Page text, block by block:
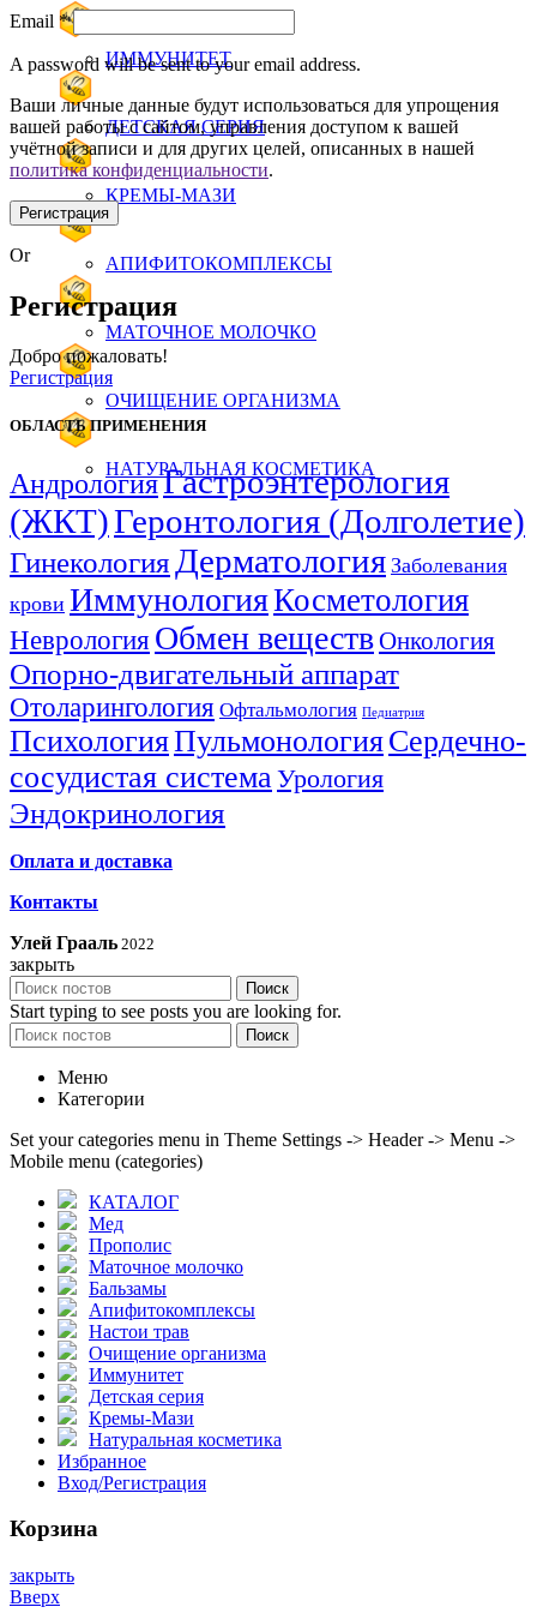
ИММУНИТЕТ
ДЕТСКАЯ СЕРИЯ
КРЕМЫ-МАЗИ
АПИФИТОКОМПЛЕКСЫ
МАТОЧНОЕ МОЛОЧКО
ОЧИЩЕНИЕ ОРГАНИЗМА
НАТУРАЛЬНАЯ КОСМЕТИКА
Email *
A password will be sent to your email address.
Ваши личные данные будут использоваться для упрощения
вашей работы с сайтом, управления доступом к вашей
учётной записи и для других целей, описанных в нашей
политика конфиденциальности.
Регистрация
Or
Регистрация
Добро пожаловать!
Регистрация
ОБЛАСТЬ ПРИМЕНЕНИЯ
АндрологияГастроэнтерология
(ЖКТ)Геронтология (Долголетие)
Гинекология Дерматология Заболевания
крови ИммунологияКосметология
Неврология Обмен веществОнкология
Опорно-двигательный аппарат
Отоларингология Офтальмология Педиатрия
ПсихологияПульмонологияСердечно-
сосудистая система Урология
Эндокринология
Оплата и доставка
Контакты
Улей Грааль 2022
закрыть
Поиск
Start typing to see posts you are looking for.
Поиск
Меню
Категории
Set your categories menu in Theme Settings -> Header -> Menu ->
Mobile menu (categories)
КАТАЛОГ
Мед
Прополис
Маточное молочко
Бальзамы
Апифитокомплексы
Настои трав
Очищение организма
Иммунитет
Детская серия
Кремы-Мази
Натуральная косметика
Избранное
Вход/Регистрация
Корзина
закрыть
Вверх